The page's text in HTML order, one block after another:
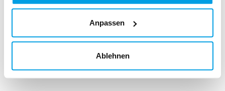
Anpassen
Ablehnen